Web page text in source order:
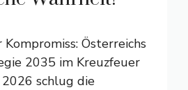
Kompromiss: Österreichs
2035 im Kreuzfeuer
2026 schlug die